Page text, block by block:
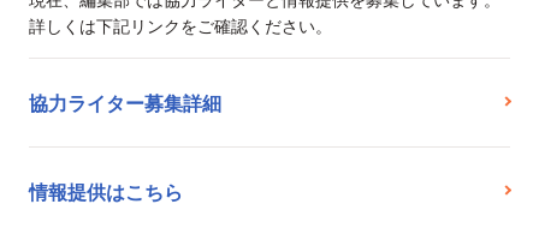
詳しくは下記リンクをご確認ください。
協力ライター募集詳細
情報提供はこちら